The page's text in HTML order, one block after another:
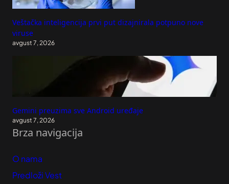
Veštačka inteligencija prvi put dizajnirala potpuno nove
viruse
avgust 7, 2026
Gemini preuzima sve Android uređaje
avgust 7, 2026
Brza navigacija
O nama
Predloži Vest